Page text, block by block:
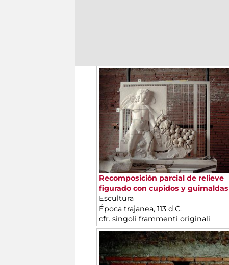
Recomposición parcial de relieve
figurado con cupidos y guirnaldas
Escultura
Época trajanea, 113 d.C.
cfr. singoli frammenti originali